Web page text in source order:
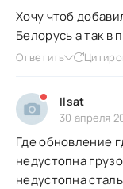
Хочу чтоб
Белорусь а так в
Ответить
Ilsat
30 апреля
Где обновление
недустопна
недустопна